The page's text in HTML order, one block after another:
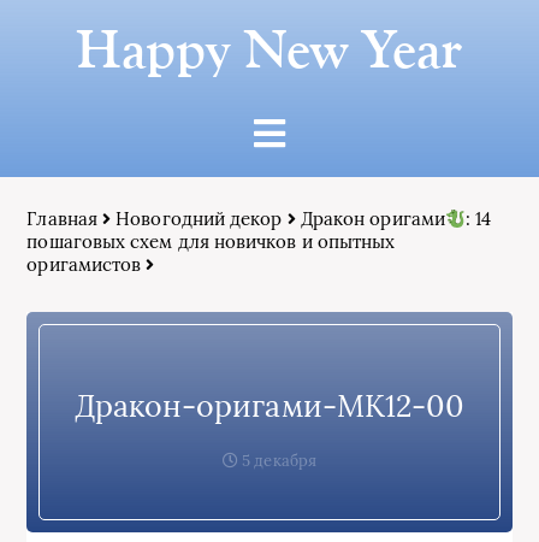
Happy New Year
Главная Новогодний декор Дракон оригами
: 14
пошаговых схем для новичков и опытных
оригамистов
Дракон-оригами-МК12-00
5 декабря